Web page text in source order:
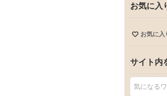
お気に入
お気に入
サイト内